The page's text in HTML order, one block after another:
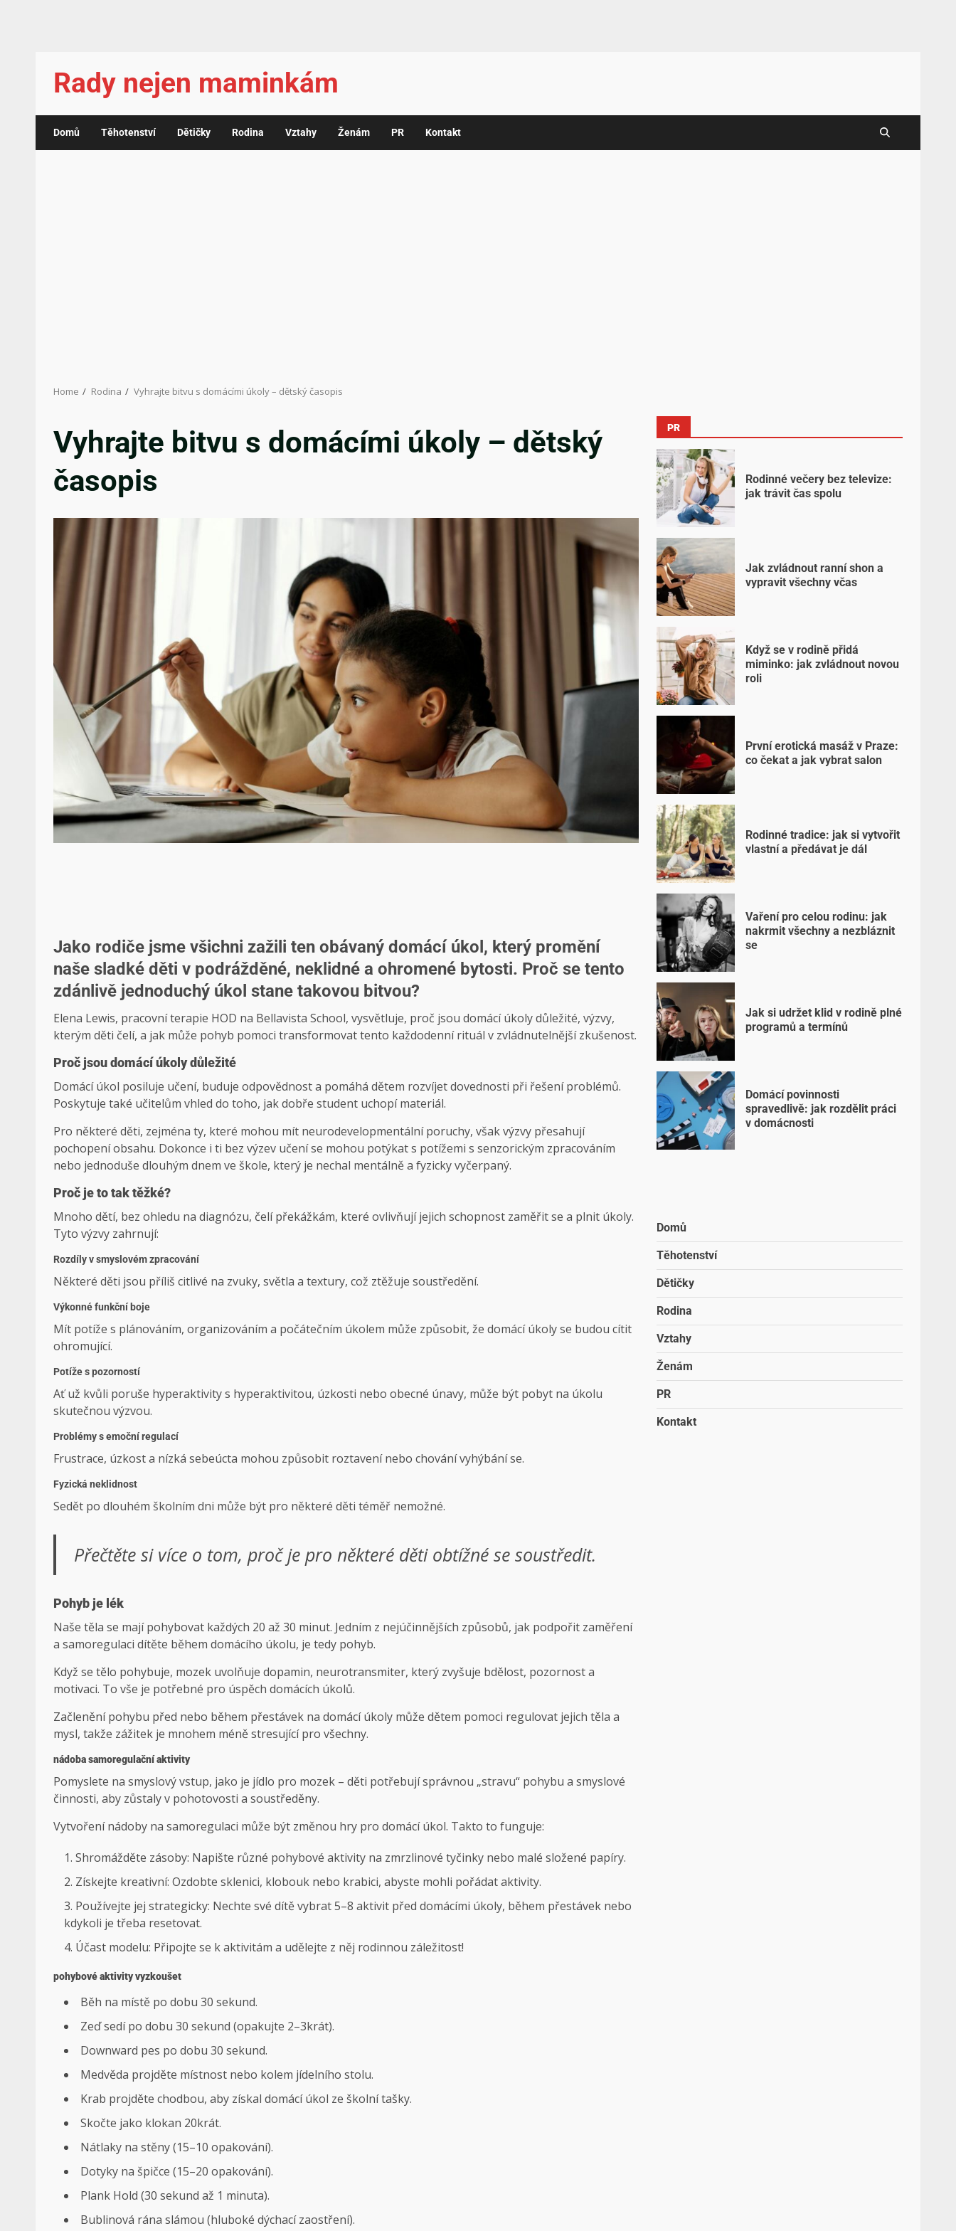
Rady nejen maminkám
Domů Těhotenství Dětičky Rodina Vztahy Ženám PR Kontakt
Home Rodina Vyhrajte bitvu s domácími úkoly – dětský časopis
Vyhrajte bitvu s domácími úkoly – dětský
časopis
Jako rodiče jsme všichni zažili ten obávaný domácí úkol, který promění
naše sladké děti v podrážděné, neklidné a ohromené bytosti. Proč se tento
zdánlivě jednoduchý úkol stane takovou bitvou?
Elena Lewis, pracovní terapie HOD na Bellavista School, vysvětluje, proč jsou domácí úkoly důležité, výzvy,
kterým děti čelí, a jak může pohyb pomoci transformovat tento každodenní rituál v zvládnutelnější zkušenost.
Proč jsou domácí úkoly důležité
Domácí úkol posiluje učení, buduje odpovědnost a pomáhá dětem rozvíjet dovednosti při řešení problémů.
Poskytuje také učitelům vhled do toho, jak dobře student uchopí materiál.
Pro některé děti, zejména ty, které mohou mít neurodevelopmentální poruchy, však výzvy přesahují
pochopení obsahu. Dokonce i ti bez výzev učení se mohou potýkat s potížemi s senzorickým zpracováním
nebo jednoduše dlouhým dnem ve škole, který je nechal mentálně a fyzicky vyčerpaný.
Proč je to tak těžké?
Mnoho dětí, bez ohledu na diagnózu, čelí překážkám, které ovlivňují jejich schopnost zaměřit se a plnit úkoly.
Tyto výzvy zahrnují:
Rozdíly v smyslovém zpracování
Některé děti jsou příliš citlivé na zvuky, světla a textury, což ztěžuje soustředění.
Výkonné funkční boje
Mít potíže s plánováním, organizováním a počátečním úkolem může způsobit, že domácí úkoly se budou cítit
ohromující.
Potíže s pozorností
Ať už kvůli poruše hyperaktivity s hyperaktivitou, úzkosti nebo obecné únavy, může být pobyt na úkolu
skutečnou výzvou.
Problémy s emoční regulací
Frustrace, úzkost a nízká sebeúcta mohou způsobit roztavení nebo chování vyhýbání se.
Fyzická neklidnost
Sedět po dlouhém školním dni může být pro některé děti téměř nemožné.
Přečtěte si více o tom, proč je pro některé děti obtížné se soustředit.
Pohyb je lék
Naše těla se mají pohybovat každých 20 až 30 minut. Jedním z nejúčinnějších způsobů, jak podpořit zaměření
a samoregulaci dítěte během domácího úkolu, je tedy pohyb.
Když se tělo pohybuje, mozek uvolňuje dopamin, neurotransmiter, který zvyšuje bdělost, pozornost a
motivaci. To vše je potřebné pro úspěch domácích úkolů.
Začlenění pohybu před nebo během přestávek na domácí úkoly může dětem pomoci regulovat jejich těla a
mysl, takže zážitek je mnohem méně stresující pro všechny.
nádoba samoregulační aktivity
Pomyslete na smyslový vstup, jako je jídlo pro mozek – děti potřebují správnou „stravu“ pohybu a smyslové
činnosti, aby zůstaly v pohotovosti a soustředěny.
Vytvoření nádoby na samoregulaci může být změnou hry pro domácí úkol. Takto to funguje:
Shromážděte zásoby: Napište různé pohybové aktivity na zmrzlinové tyčinky nebo malé složené papíry.
Získejte kreativní: Ozdobte sklenici, klobouk nebo krabici, abyste mohli pořádat aktivity.
Používejte jej strategicky: Nechte své dítě vybrat 5–8 aktivit před domácími úkoly, během přestávek nebo
kdykoli je třeba resetovat.
Účast modelu: Připojte se k aktivitám a udělejte z něj rodinnou záležitost!
pohybové aktivity vyzkoušet
Běh na místě po dobu 30 sekund.
Zeď sedí po dobu 30 sekund (opakujte 2–3krát).
Downward pes po dobu 30 sekund.
Medvěda projděte místnost nebo kolem jídelního stolu.
Krab projděte chodbou, aby získal domácí úkol ze školní tašky.
Skočte jako klokan 20krát.
Nátlaky na stěny (15–10 opakování).
Dotyky na špičce (15–20 opakování).
Plank Hold (30 sekund až 1 minuta).
Bublinová rána slámou (hluboké dýchací zaostření).
PR
Rodinné večery bez televize:
jak trávit čas spolu
Jak zvládnout ranní shon a
vypravit všechny včas
Když se v rodině přidá
miminko: jak zvládnout novou
roli
První erotická masáž v Praze:
co čekat a jak vybrat salon
Rodinné tradice: jak si vytvořit
vlastní a předávat je dál
Vaření pro celou rodinu: jak
nakrmit všechny a nezbláznit
se
Jak si udržet klid v rodině plné
programů a termínů
Domácí povinnosti
spravedlivě: jak rozdělit práci
v domácnosti
Domů
Těhotenství
Dětičky
Rodina
Vztahy
Ženám
PR
Kontakt